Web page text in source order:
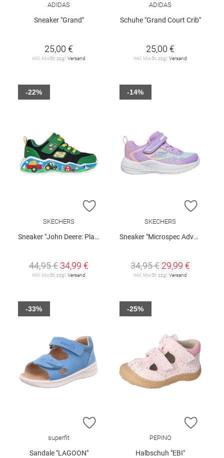
ADIDAS
Sneaker "Grand"
25,00 €
inkl. MwSt. zzgl. Versand
ADIDAS
Schuhe "Grand Court Crib"
25,00 €
inkl. MwSt. zzgl. Versand
ZUR WUNSCHLISTE HINZUFÜGEN
SKECHERS
Sneaker "John Deere: Play Scene- Barn-Squad Buddies"
44,95 € 34,99 €
inkl. MwSt. zzgl. Versand
-22%
ZUR
SKECHERS
Sneaker "Microspec Advance"
34,95 € 29,99 €
inkl. MwSt. zzgl. Versand
-14%
ZUR WUNSCHLISTE HINZUFÜGEN
superfit
Sandale "LAGOON"
-33%
ZUR
PEPINO
Halbschuh "EBI"
-25%